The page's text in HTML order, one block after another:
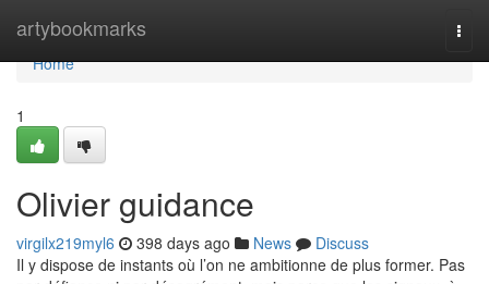
artybookmarks
Home
Home
1
Olivier guidance
virgilx219myl6 398 days ago News
Discuss
Il y dispose de instants où l’on ne ambitionne de plus former. Pas